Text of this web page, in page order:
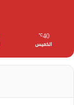
40
℃
الخميس